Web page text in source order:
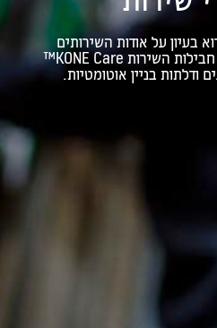
בעיון על אודות השירותים
הפרטניים שמרכיבים את חבילות השירות KONE Care™
ודלתות בניין אוטומטיות.